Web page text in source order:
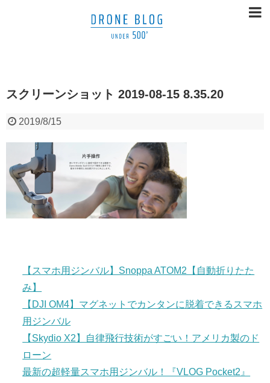
スクリーンショット 2019-08-15 8.35.20
2019/8/15
【スマホ用ジンバル】Snoppa ATOM2【自動折りたた
み】
【DJI OM4】マグネットでカンタンに脱着できるスマホ
用ジンバル
【Skydio X2】自律飛行技術がすごい！アメリカ製のド
ローン
最新の超軽量スマホ用ジンバル！『VLOG Pocket2』